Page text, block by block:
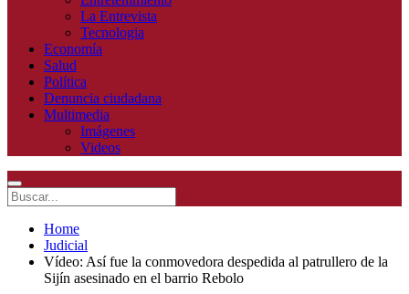
La Entrevista
Tecnologia
Economía
Salud
Política
Denuncia ciudadana
Multimedia
Imágenes
Videos
Home
Judicial
Vídeo: Así fue la conmovedora despedida al patrullero de la
Sijín asesinado en el barrio Rebolo